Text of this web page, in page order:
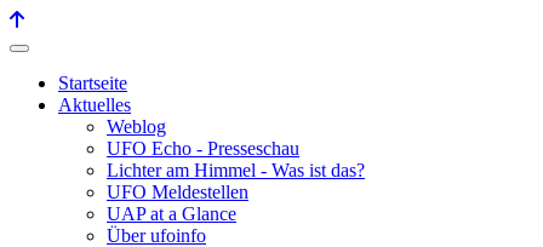
Startseite
Aktuelles
Weblog
UFO Echo - Presseschau
Lichter am Himmel - Was ist das?
UFO Meldestellen
UAP at a Glance
Über ufoinfo